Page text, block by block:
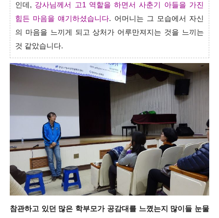
인데, 강사님께서 고1 역할을 하면서 사춘기 아들을 가진
힘든 마음을 얘기하셨습니다. 어머니는 그 모습에서 자신
의 마음을 느끼게 되고 상처가 어루만져지는 것을 느끼는
것 같았습니다.
참관하고 있던 많은 학부모가 공감대를 느꼈는지 많이들 눈물